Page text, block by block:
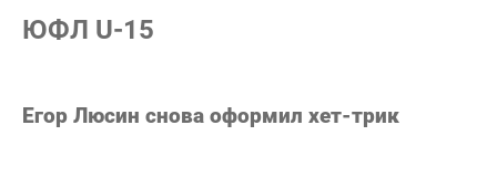
ЮФЛ U-15
Егор Люсин снова оформил хет-трик